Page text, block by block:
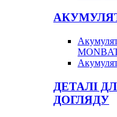
ДЕТАЛІ
ДОГЛЯДУ